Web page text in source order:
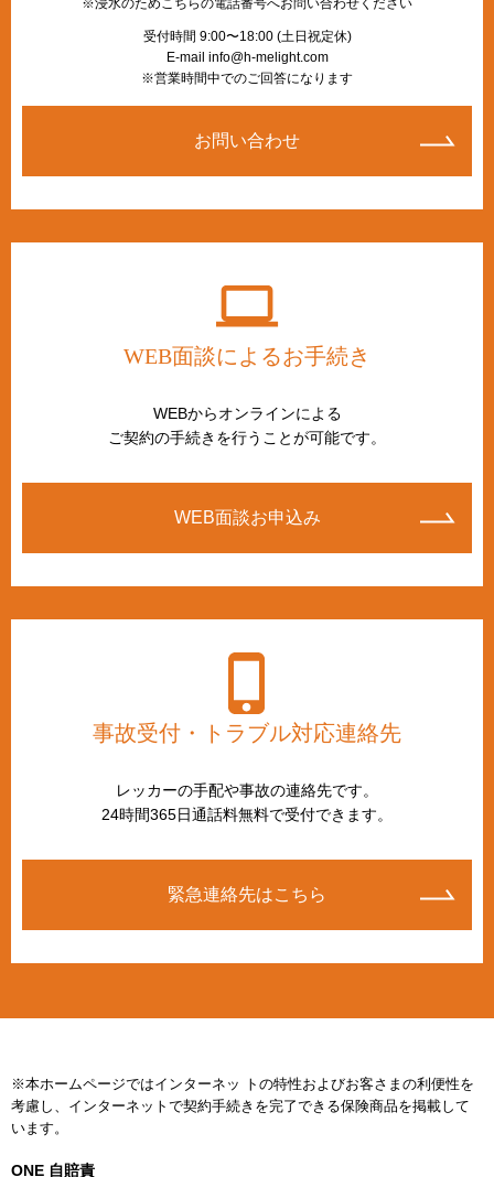
※浸水のためこちらの電話番号へお問い合わせください
受付時間 9:00〜18:00 (土日祝定休)
E-mail info@h-melight.com
※営業時間中でのご回答になります
お問い合わせ
WEB面談によるお手続き
WEBからオンラインによる
ご契約の手続きを行うことが可能です。
WEB面談お申込み
事故受付・トラブル対応連絡先
レッカーの手配や事故の連絡先です。
24時間365日通話料無料で受付できます。
緊急連絡先はこちら
※本ホームページではインターネッ トの特性およびお客さまの利便性を
考慮し、インターネットで契約手続きを完了できる保険商品を掲載して
います。
ONE 自賠責